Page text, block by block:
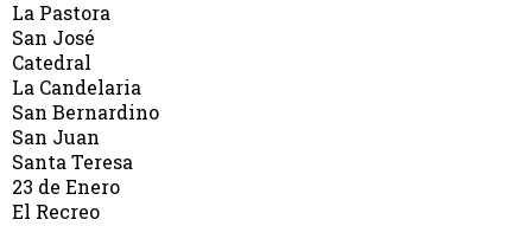
La Pastora
San José
Catedral
La Candelaria
San Bernardino
San Juan
Santa Teresa
23 de Enero
El Recreo